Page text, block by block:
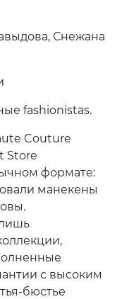
Снежана
fashionistas.
Couture
Store
формате:
манекены
с высоким
бюстье